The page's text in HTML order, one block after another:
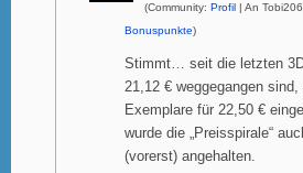
(Community: Profil | An
Bonuspunkte)
Stimmt… seit die letzten
21,12 € weggegangen
Exemplare für 22,50 €
wurde die „Preisspirale“
(vorerst) angehalten.